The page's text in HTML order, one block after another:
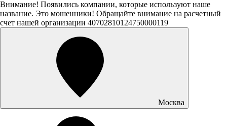
Внимание! Появились компании, которые используют наше
название. Это мошенники! Обращайте внимание на расчетный
счет нашей организации 40702810124750000119
Москва